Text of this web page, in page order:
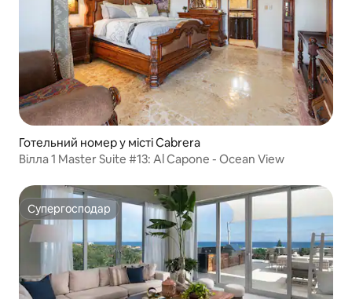
Готельний номер у місті Cabrera
Вілла 1 Master Suite #13: Al Capone - Ocean View
Супергосподар
Супергосподар